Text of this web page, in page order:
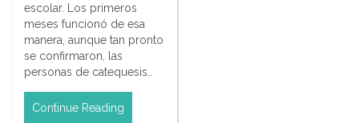
escolar. Los primeros
meses funcionó de esa
manera, aunque tan pronto
se confirmaron, las
personas de catequesis…
Continue Reading